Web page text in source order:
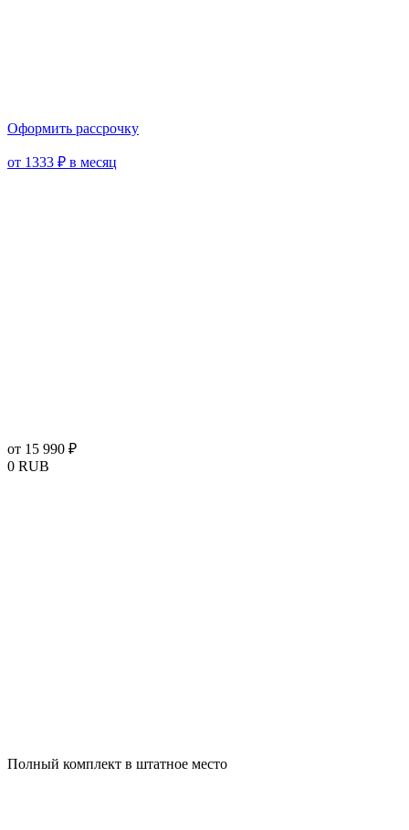
Оформить рассрочку
от 1333 ₽ в месяц
от 15 990 ₽
0 RUB
Полный комплект в штатное место